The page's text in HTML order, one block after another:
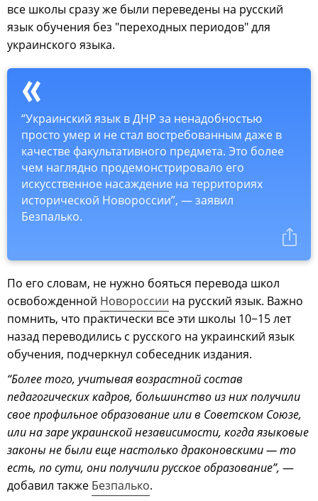
все школы сразу же были переведены на русский
язык обучения без "переходных периодов" для
украинского языка.
“Украинский язык в ДНР за ненадобностью
просто умер и не стал востребованным даже в
качестве факультативного предмета. Это более
чем наглядно продемонстрировало его
искусственное насаждение на территориях
исторической Новороссии”, — заявил
Безпалько.
По его словам, не нужно бояться перевода школ
освобожденной Новороссии на русский язык. Важно
помнить, что практически все эти школы 10−15 лет
назад переводились с русского на украинский язык
обучения, подчеркнул собеседник издания.
“Более того, учитывая возрастной состав
педагогических кадров, большинство из них получили
свое профильное образование или в Советском Союзе,
или на заре украинской независимости, когда языковые
законы не были еще настолько драконовскими — то
есть, по сути, они получили русское образование”, —
добавил также Безпалько.